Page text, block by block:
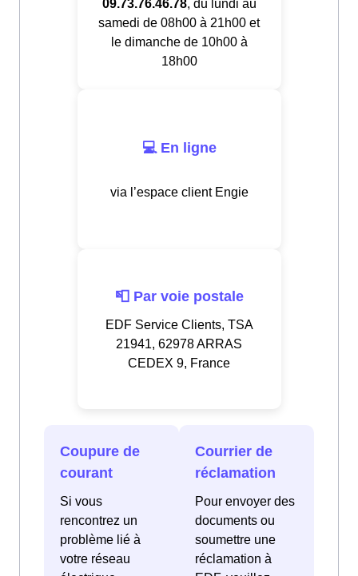
09.73.76.46.78, du lundi au
samedi de 08h00 à 21h00 et
le dimanche de 10h00 à
18h00
💻 En ligne
via l’espace client Engie
📮 Par voie postale
EDF Service Clients, TSA
21941, 62978 ARRAS
CEDEX 9, France
Coupure de
courant
Si vous
rencontrez un
problème lié à
votre réseau
Courrier de
réclamation
Pour envoyer des
documents ou
soumettre une
réclamation à